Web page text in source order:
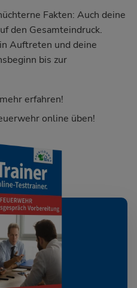
Fakten: Auch deine
den Gesamteindruck.
Auftreten und deine
bis zur
erfahren!
online üben!